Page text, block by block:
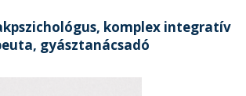
komplex integratív
gyásztanácsadó